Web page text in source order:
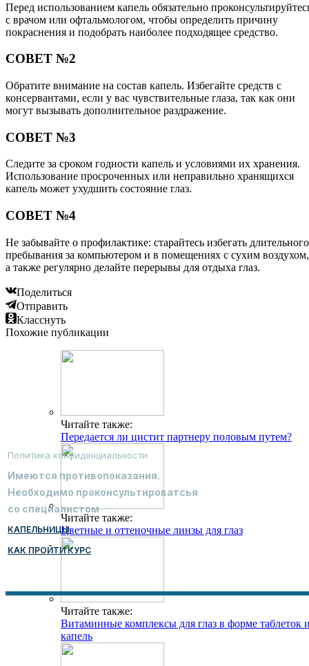
Перед использованием капель обязательно
с врачом или офтальмологом, чтобы определить причину
покраснения и подобрать наиболее подходящее средство.
СОВЕТ №2
Обратите внимание на состав капель. Избегайте средств с
консервантами, если у вас чувствительные глаза, так как они
могут вызывать дополнительное раздражение.
СОВЕТ №3
Следите за сроком годности капель и условиями их хранения.
Использование просроченных или неправильно хранящихся
капель может ухудшить состояние глаз.
СОВЕТ №4
Не забывайте о профилактике: старайтесь избегать длительного
пребывания за компьютером и в помещениях с сухим воздухом,
а также регулярно делайте перерывы для отдыха глаз.
Поделиться
Отправить
Класснуть
Похожие публикации
Читайте также:
Передается ли цистит партнеру половым путем?
Читайте также:
Цветные и оттеночные линзы для глаз
Читайте также:
Витаминные комплексы для глаз в форме таблеток
капель
Политика конфиденциальности
Имеются противопоказания.
Необходимо проконсультироватсья
со специалистом
КАПЕЛЬНИЦЫ
КАК ПРОЙТИ КУРС